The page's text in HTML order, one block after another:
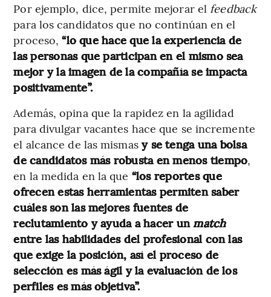
Por ejemplo, dice, permite mejorar el feedback
para los candidatos que no continúan en el
proceso,“lo que hace que la experiencia de
las personas que participan en el mismo sea
mejor y la imagen de la compañía se impacta
positivamente”.
Además, opina que la rapidez en la agilidad
para divulgar vacantes hace que se incremente
el alcance de las mismasy se tenga una bolsa
de candidatos más robusta en menos tiempo,
en la medida en la que “los reportes que
ofrecen estas herramientas permiten saber
cuáles son las mejores fuentes de
reclutamiento y ayuda a hacer unmatch
entre las habilidades del profesional con las
que exige la posición, así el proceso de
selección es más ágil y la evaluación de los
perfiles es más objetiva”.